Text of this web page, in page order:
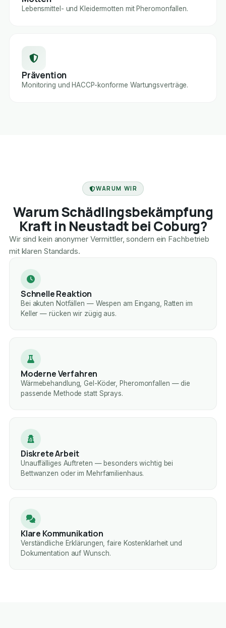
Lebensmittel- und Kleidermotten mit Pheromonfallen.
Prävention
Monitoring und HACCP-konforme Wartungsverträge.
WARUM WIR
Warum Schädlingsbekämpfung
Kraft in Neustadt bei Coburg?
Wir sind kein anonymer Vermittler, sondern ein Fachbetrieb
mit klaren Standards.
Schnelle Reaktion
Bei akuten Notfällen — Wespen am Eingang, Ratten im
Keller — rücken wir zügig aus.
Moderne Verfahren
Wärmebehandlung, Gel-Köder, Pheromonfallen — die
passende Methode statt Sprays.
Diskrete Arbeit
Unauffälliges Auftreten — besonders wichtig bei
Bettwanzen oder im Mehrfamilienhaus.
Klare Kommunikation
Verständliche Erklärungen, faire Kostenklarheit und
Dokumentation auf Wunsch.